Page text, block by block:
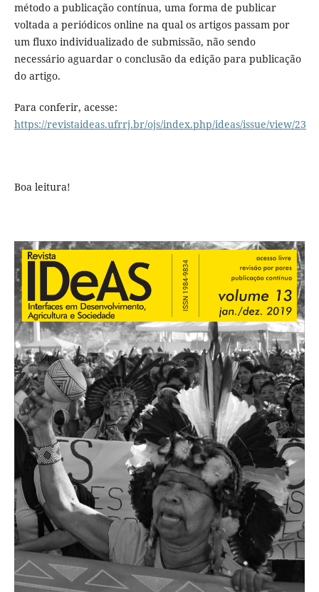
método a publicação contínua, uma forma de publicar
voltada a periódicos online na qual os artigos passam por
um fluxo individualizado de submissão, não sendo
necessário aguardar o conclusão da edição para publicação
do artigo.
Para conferir, acesse:
https://revistaideas.ufrrj.br/ojs/index.php/ideas/issue/view/23
Boa leitura!